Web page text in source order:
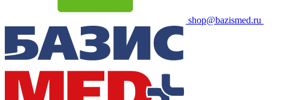
shop@bazismed.ru